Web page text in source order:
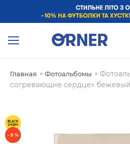
Главная Фотоальбомы
согревающие сердце» бежевый
- 5 %